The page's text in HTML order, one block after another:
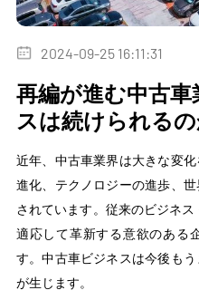
2024-09-25 16:11:31
再編が進む中古
スは続けられるの
近年、中古車業界は大きな変
進化、テクノロジーの進歩、
されています。従来のビジネス
適応して革新する意欲のある
す。中古車ビジネスは今後も
が生じます。